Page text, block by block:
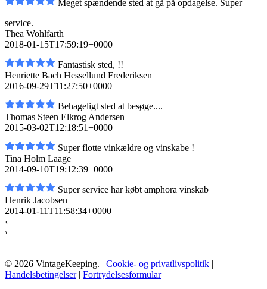
Meget spændende sted at gå på opdagelse. Super
service.
Thea Wohlfarth
2018-01-15T17:59:19+0000
Fantastisk sted, !!
Henriette Bach Hessellund Frederiksen
2016-09-29T11:27:50+0000
Behageligt sted at besøge....
Thomas Steen Elkrog Andersen
2015-03-02T12:18:51+0000
Super flotte vinkældre og vinskabe !
Tina Holm Laage
2014-09-10T19:12:39+0000
Super service har købt amphora vinskab
Henrik Jacobsen
2014-01-11T11:58:34+0000
‹
›
© 2026 VintageKeeping. | Cookie- og privatlivspolitik |
Handelsbetingelser| Fortrydelsesformular|